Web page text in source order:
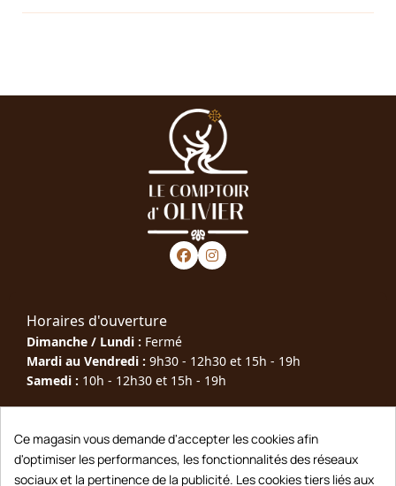
Horaires d'ouverture
Dimanche / Lundi : Fermé
Mardi au Vendredi : 9h30 - 12h30 et 15h - 19h
Samedi : 10h - 12h30 et 15h - 19h
Téléphone : 05 63 40 79 00
Adresse : 10 Rue Joseph Rigal, 81600 Gaillac
Ce magasin vous demande d'accepter les cookies afin
d'optimiser les performances, les fonctionnalités des réseaux
sociaux et la pertinence de la publicité. Les cookies tiers liés aux